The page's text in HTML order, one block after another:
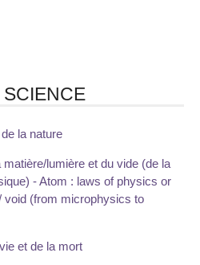
la nature
lumière et du vide (de la
- Atom : laws of physics or
void (from microphysics to
et de la mort